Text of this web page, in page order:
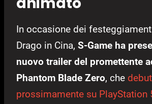
In occasione dei
Drago in Cina, S-Game ha
nuovo trailer del promettente
Phantom Blade Zero, che
prossimamente su PlayStation